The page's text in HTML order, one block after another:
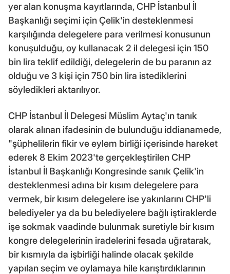
yer alan konuşma kayıtlarında, CHP İstanbul İl
Başkanlığı seçimi için Çelik'in desteklenmesi
karşılığında delegelere para verilmesi konusunun
konuşulduğu, oy kullanacak 2 il delegesi için 150
bin lira teklif edildiği, delegelerin de bu paranın az
olduğu ve 3 kişi için 750 bin lira istediklerini
söyledikleri aktarılıyor.
CHP İstanbul İl Delegesi Müslim Aytaç'ın tanık
olarak alınan ifadesinin de bulunduğu iddianamede,
"şüphelilerin fikir ve eylem birliği içerisinde hareket
ederek 8 Ekim 2023'te gerçekleştirilen CHP
İstanbul İl Başkanlığı Kongresinde sanık Çelik'in
desteklenmesi adına bir kısım delegelere para
vermek, bir kısım delegelere ise yakınlarını CHP'li
belediyeler ya da bu belediyelere bağlı iştiraklerde
işe sokmak vaadinde bulunmak suretiyle bir kısım
kongre delegelerinin iradelerini fesada uğratarak,
bir kısmıyla da işbirliği halinde olacak şekilde
yapılan seçim ve oylamaya hile karıştırdıklarının